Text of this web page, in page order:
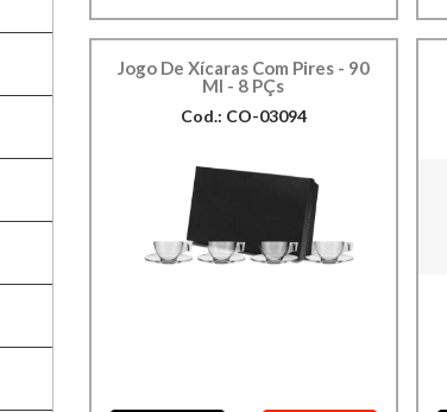
Jogo De Xícaras Com Pires - 90
Ml - 8 PÇs
Cod.: CO-03094